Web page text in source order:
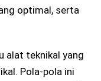
optimal, serta
alat teknikal yang
Pola-pola ini